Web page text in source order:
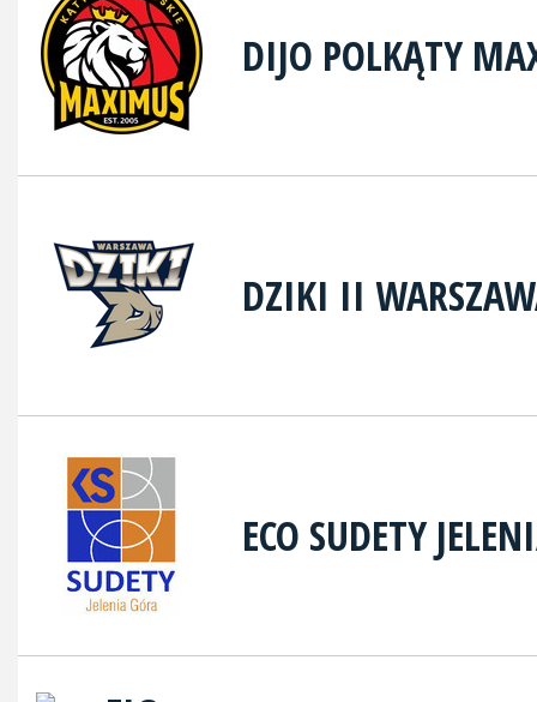
DIJO POLKĄTY
DZIKI II
ECO SUDETY